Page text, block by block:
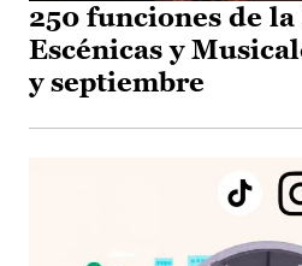
250 funciones de
Escénicas y
y septiembre